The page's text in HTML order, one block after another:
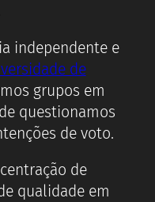
independente e
de
grupos em
questionamos
de voto.
de
qualidade em